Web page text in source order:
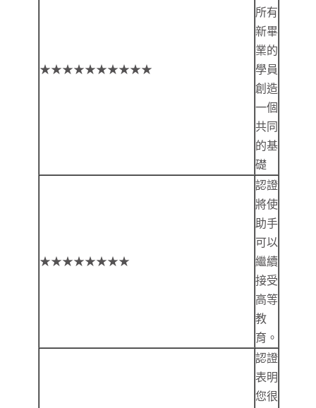
★★★★★★★★★★
所有
新畢
業的
學員
創造
一個
共同
的基
礎
★★★★★★★★
認證
將使
助手
可以
繼續
接受
高等
教
育。
認證
表明
您很